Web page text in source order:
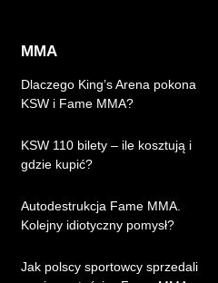
MMA
Dlaczego King’s Arena pokona
KSW i Fame MMA?
KSW 110 bilety – ile kosztują i
gdzie kupić?
Autodestrukcja Fame MMA.
Kolejny idiotyczny pomysł?
Jak polscy sportowcy sprzedali